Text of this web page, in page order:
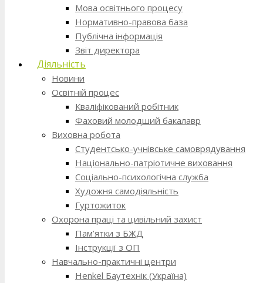
Мова освітнього процесу
Нормативно-правова база
Публічна інформація
Звіт директора
Діяльність
Новини
Освітній процес
Кваліфікований робітник
Фаховий молодший бакалавр
Виховна робота
Студентсько-учнівське самоврядування
Національно-патріотичне виховання
Соціально-психологічна служба
Художня самодіяльність
Гуртожиток
Охорона праці та цивільний захист
Пам’ятки з БЖД
Інструкції з ОП
Навчально-практичні центри
Henkel Баутехнік (Україна)